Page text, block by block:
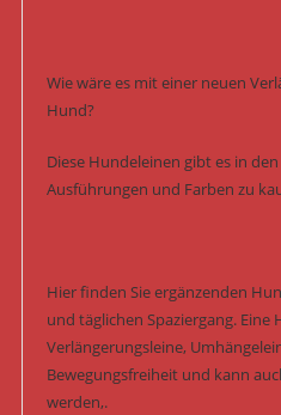
Wie wäre es mit einer neuen
Hund?
Diese Hundeleinen gibt es in
Ausführungen und Farben zu
Hier finden Sie ergänzenden
und täglichen Spaziergang. Eine
Verlängerungsleine,
Bewegungsfreiheit und kann
werden,.